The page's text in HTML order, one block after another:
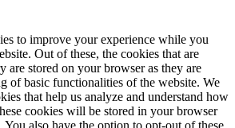
to improve your experience while you
Out of these, the cookies that are
are stored on your browser as they are
of basic functionalities of the website. We
that help us analyze and understand how
cookies will be stored in your browser